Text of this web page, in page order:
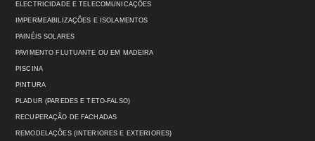
ELECTRICIDADE E TELECOMUNICAÇÕES
IMPERMEABILIZAÇÕES E ISOLAMENTOS
PAINÉIS SOLARES
PAVIMENTO FLUTUANTE OU EM MADEIRA
PISCINA
PINTURA
PLADUR (PAREDES E TETO-FALSO)
RECUPERAÇÃO DE FACHADAS
REMODELAÇÕES (INTERIORES E EXTERIORES)